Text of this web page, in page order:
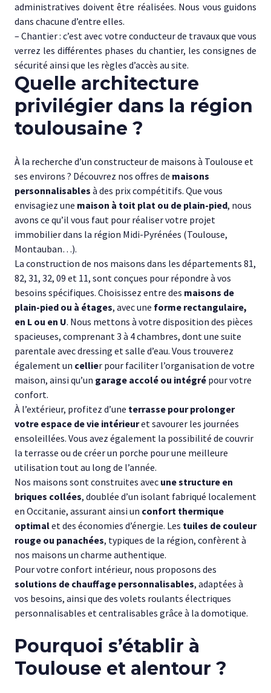
administratives doivent être réalisées. Nous vous guidons
dans chacune d’entre elles.
– Chantier : c’est avec votre conducteur de travaux que vous
verrez les différentes phases du chantier, les consignes de
sécurité ainsi que les règles d’accès au site.
Quelle architecture
privilégier dans la région
toulousaine ?
À la recherche d’un constructeur de maisons à Toulouse et
ses environs ? Découvrez nos offres de maisons
personnalisables à des prix compétitifs. Que vous
envisagiez une maison à toit plat ou de plain-pied, nous
avons ce qu’il vous faut pour réaliser votre projet
immobilier dans la région Midi-Pyrénées (Toulouse,
Montauban…).
La construction de nos maisons dans les départements 81,
82, 31, 32, 09 et 11, sont conçues pour répondre à vos
besoins spécifiques. Choisissez entre des maisons de
plain-pied ou à étages, avec une forme rectangulaire,
en L ou en U. Nous mettons à votre disposition des pièces
spacieuses, comprenant 3 à 4 chambres, dont une suite
parentale avec dressing et salle d’eau. Vous trouverez
également un cellier pour faciliter l’organisation de votre
maison, ainsi qu’un garage accolé ou intégré pour votre
confort.
À l’extérieur, profitez d’une terrasse pour prolonger
votre espace de vie intérieuret savourer les journées
ensoleillées. Vous avez également la possibilité de couvrir
la terrasse ou de créer un porche pour une meilleure
utilisation tout au long de l’année.
Nos maisons sont construites avec une structure en
briques collées, doublée d’un isolant fabriqué localement
en Occitanie, assurant ainsi un confort thermique
optimalet des économies d’énergie. Les tuiles de couleur
rouge ou panachées, typiques de la région, confèrent à
nos maisons un charme authentique.
Pour votre confort intérieur, nous proposons des
solutions de chauffage personnalisables, adaptées à
vos besoins, ainsi que des volets roulants électriques
personnalisables et centralisables grâce à la domotique.
Pourquoi s’établir à
Toulouse et alentour ?